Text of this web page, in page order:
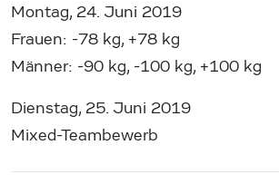
Montag, 24. Juni 2019
Frauen: -78 kg, +78 kg
Männer: -90 kg, -100 kg, +100 kg
Dienstag, 25. Juni 2019
Mixed-Teambewerb